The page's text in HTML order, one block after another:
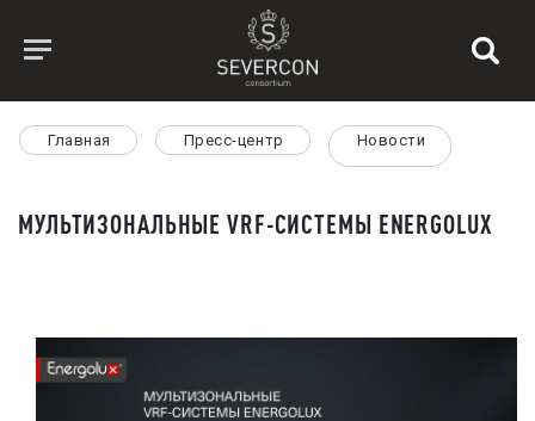
Главная Пресс-центр Новости
МУЛЬТИЗОНАЛЬНЫЕ VRF-СИСТЕМЫ ENERGOLUX